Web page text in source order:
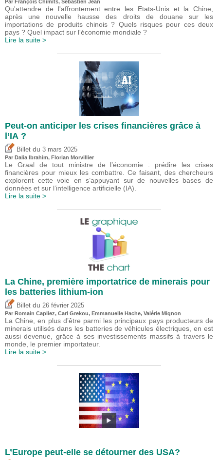
Par François Chimits, Sébastien Jean
Qu'attendre de l'affrontement entre les Etats-Unis et la Chine,
après une nouvelle hausse des droits de douane sur les
importations de produits chinois ? Quels risques pour ces deux
pays ? Quel impact sur l'économie mondiale ?
Lire la suite >
Peut-on anticiper les crises financières grâce à
l’IA ?
Billet du 3 mars 2025
Par Dalia Ibrahim, Florian Morvillier
Le Graal de tout ministre de l’économie : prédire les crises
financières pour mieux les combattre. Ce faisant, des chercheurs
explorent cette voie en s’appuyant sur de nouvelles bases de
données et sur l’intelligence artificielle (IA).
Lire la suite >
La Chine, première importatrice de minerais pour
les batteries lithium-ion
Billet du 26 février 2025
Par Romain Capliez, Carl Grekou, Emmanuelle Hache, Valérie Mignon
La Chine, en plus d’être parmi les principaux pays producteurs de
minerais utilisés dans les batteries de véhicules électriques, en est
aussi devenue, grâce à ses investissements massifs à travers le
monde, le premier importateur.
Lire la suite >
L’Europe peut-elle se détourner des USA?